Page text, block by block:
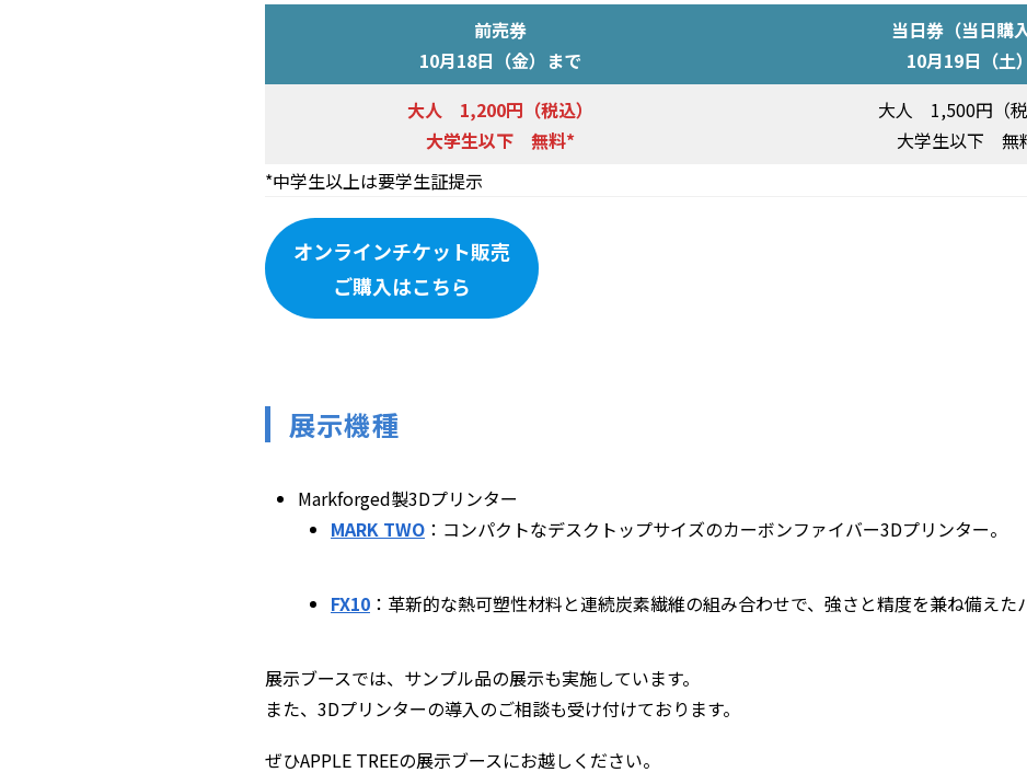
前売券
10月18日（金）まで
当日券（当日購入
10月19日（土）
大人 1,200円（税込）
大学生以下 無料*
大人 1,500円（税
大学生以下 無
*中学生以上は要学生証提示
オンラインチケット販売
ご購入はこちら
展示機種
Markforged製3Dプリンター
MARK TWO ：コンパクトなデスクトップサイズのカーボンファイバー3Dプリンター。
FX10 ：革新的な熱可塑性材料と連続炭素繊維の組み合わせで、強さと精度を兼ね備えた
展示ブースでは、サンプル品の展示も実施しています。
また、3Dプリンターの導入のご相談も受け付けております。
ぜひAPPLE TREEの展示ブースにお越しください。